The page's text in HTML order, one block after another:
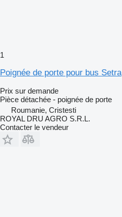
1
Poignée de porte pour bus Setra
Prix sur demande
Pièce détachée - poignée de porte
Roumanie, Cristesti
ROYAL DRU AGRO S.R.L.
Contacter le vendeur